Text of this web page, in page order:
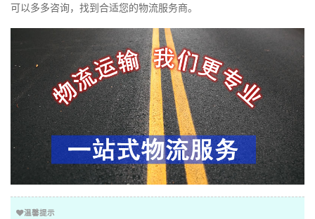
可以多多咨询，找到合适您的物流服务商。
温馨提示